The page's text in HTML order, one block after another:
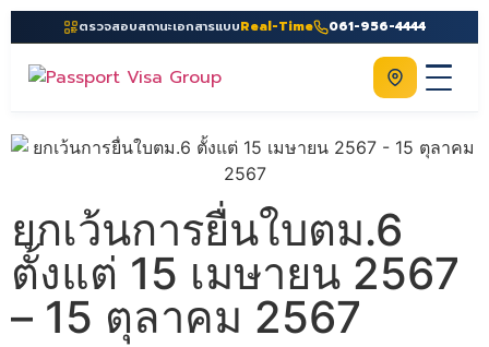
ตรวจสอบสถานะเอกสารแบบReal-Time 061-956-4444
Home
บริการ
คู่มือ
ความรู้
ติดต่อเรา
ยกเว้นการยื่นใบตม.6
ตั้งแต่ 15 เมษายน 2567
– 15 ตุลาคม 2567